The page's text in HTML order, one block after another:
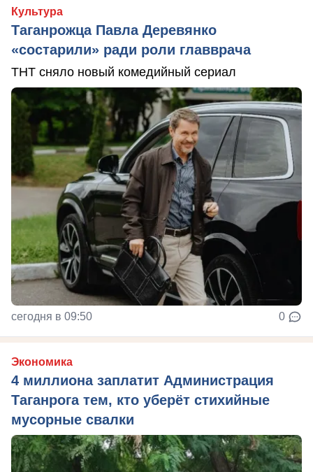
Культура
Таганрожца Павла Деревянко
«состарили» ради роли главврача
ТНТ сняло новый комедийный сериал
сегодня в 09:50 0
Экономика
4 миллиона заплатит Администрация
Таганрога тем, кто уберёт стихийные
мусорные свалки